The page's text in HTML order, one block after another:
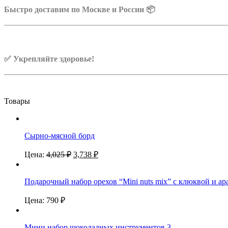
Быстро доставим по Москве и России 📦
✅ Укрепляйте здоровье!
Товары
Сырно-мясной борд
Цена: 4,025₽ 3,738 ₽
Подарочный набор орехов “Mini nuts mix” с клюквой и
Цена: 790 ₽